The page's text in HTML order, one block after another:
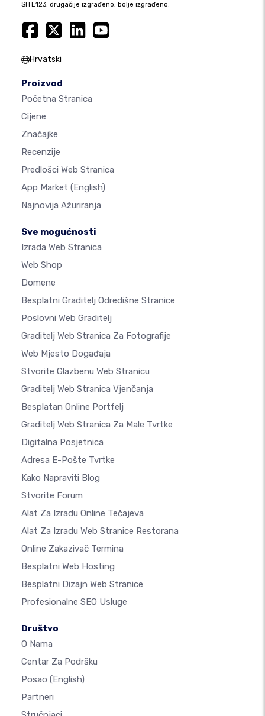
SITE123: drugačije izgrađeno, bolje izgrađeno.
Hrvatski
Proizvod
Početna Stranica
Cijene
Značajke
Recenzije
Predlošci Web Stranica
App Market (English)
Najnovija Ažuriranja
Sve mogućnosti
Izrada Web Stranica
Web Shop
Domene
Besplatni Graditelj Odredišne Stranice
Poslovni Web Graditelj
Graditelj Web Stranica Za Fotografije
Web Mjesto Događaja
Stvorite Glazbenu Web Stranicu
Graditelj Web Stranica Vjenčanja
Besplatan Online Portfelj
Graditelj Web Stranica Za Male Tvrtke
Digitalna Posjetnica
Adresa E-Pošte Tvrtke
Kako Napraviti Blog
Stvorite Forum
Alat Za Izradu Online Tečajeva
Alat Za Izradu Web Stranice Restorana
Online Zakazivač Termina
Besplatni Web Hosting
Besplatni Dizajn Web Stranice
Profesionalne SEO Usluge
Društvo
O Nama
Centar Za Podršku
Posao (English)
Partneri